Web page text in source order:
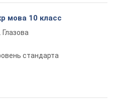
мова 10 класс
Глазова
стандарта